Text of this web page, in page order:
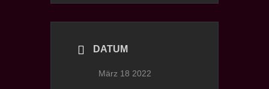
DATUM
März 18 2022